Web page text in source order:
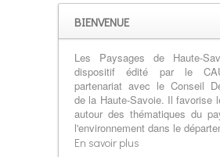
BIENVENUE
Les Paysages de Haute-
dispositif édité par le
partenariat avec le Conseil
de la Haute-Savoie. Il favorise
autour des thématiques du
l'environnement dans le
En savoir plus